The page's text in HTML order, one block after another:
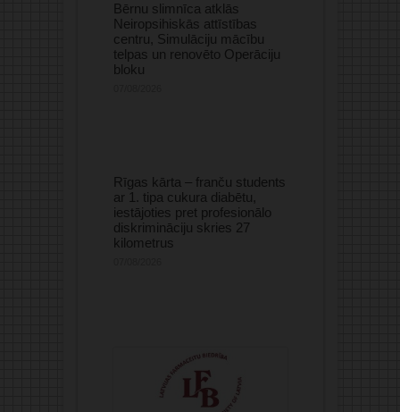
Bērnu slimnīca atklās
Neiropsihiskās attīstības
centru, Simulāciju mācību
telpas un renovēto Operāciju
bloku
Rīgas kārta – franču students
ar 1. tipa cukura diabētu,
iestājoties pret profesionālo
diskrimināciju skries 27
kilometrus